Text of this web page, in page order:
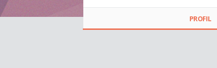
PIEKARSKI
PROFIL